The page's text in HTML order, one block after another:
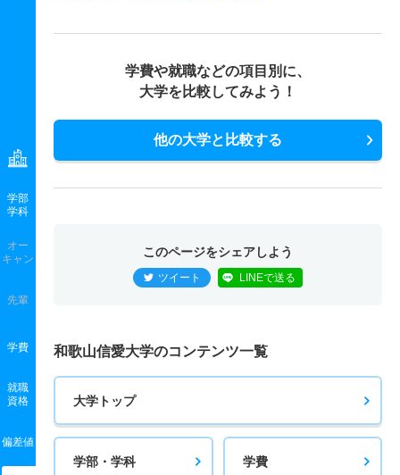
学部
学科
オー
キャン
先輩
学費
就職
資格
偏差値
学費や就職などの項目別に、
大学を比較してみよう！
他の大学と比較する
このページをシェアしよう
ツイート LINEで送る
和歌山信愛大学のコンテンツ一覧
大学トップ
学部・学科 学費